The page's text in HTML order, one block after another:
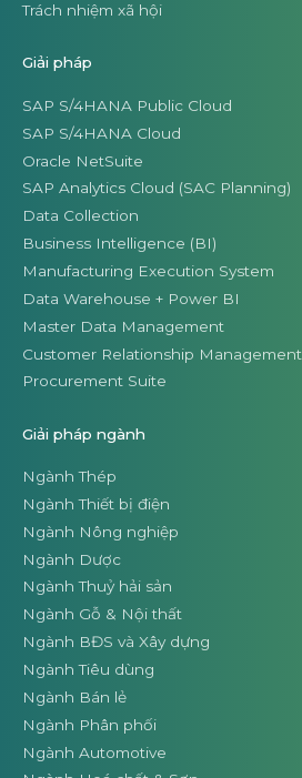
Trách nhiệm xã hội
Giải pháp
SAP S/4HANA Public Cloud
SAP S/4HANA Cloud
Oracle NetSuite
SAP Analytics Cloud (SAC Planning)
Data Collection
Business Intelligence (BI)
Manufacturing Execution System
Data Warehouse + Power BI
Master Data Management
Customer Relationship Management
Procurement Suite
Giải pháp ngành
Ngành Thép
Ngành Thiết bị điện
Ngành Nông nghiệp
Ngành Dược
Ngành Thuỷ hải sản
Ngành Gỗ & Nội thất
Ngành BĐS và Xây dựng
Ngành Tiêu dùng
Ngành Bán lẻ
Ngành Phân phối
Ngành Automotive